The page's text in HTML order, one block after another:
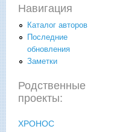
Навигация
Каталог авторов
Последние
обновления
Заметки
Родственные
проекты:
ХРОНОС